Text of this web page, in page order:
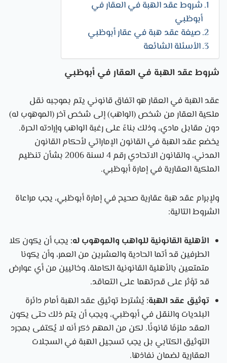
شروط عقد الهبة في العقار في
أبوظبي
صيغة عقد هبة في عقار أبوظبي
الأسئلة الشائعة
شروط عقد الهبة في العقار في أبوظبي
عقد الهبة في العقار هو اتفاق قانوني يتم بموجبه نقل
ملكية العقار من شخص (الواهب) إلى شخص آخر (الموهوب له)
دون مقابل مادي، وذلك بناءً على رغبة الواهب وإرادته الحرة.
يخضع عقد الهبة في القانون الإماراتي لأحكام القانون
المدني، والقانون الاتحادي رقم 4 لسنة 2006 بشأن تنظيم
الملكية العقارية في إمارة أبوظبي.
ولإبرام عقد هبة عقارية صحيح في إمارة أبوظبي، يجب مراعاة
الشروط التالية:
الأهلية القانونية للواهب والموهوب له: يجب أن يكون كلا
الطرفين قد أتما الحادية والعشرين من العمر، وأن يكونا
متمتعين بالأهلية القانونية الكاملة، وخاليين من أي عوارض
قد تؤثر على قدرتهما على التعاقد.
توثيق عقد الهبة: يُشترط توثيق عقد الهبة أمام دائرة
البلديات والنقل في أبوظبي، ويجب أن يتم ذلك حتى يكون
العقد ملزمًا قانونًا. لكن من المهم ذكر أنه لا يُكتفى بمجرد
التوثيق الكتابي بل يجب تسجيل الهبة في السجلات
العقارية لضمان نفاذها.